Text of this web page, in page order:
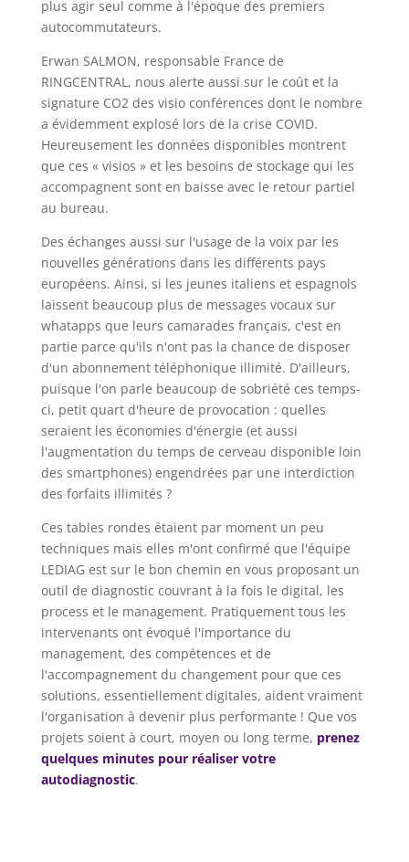
plus agir seul comme à l'époque des premiers
autocommutateurs.
Erwan SALMON, responsable France de
RINGCENTRAL, nous alerte aussi sur le coût et la
signature CO2 des visio conférences dont le nombre
a évidemment explosé lors de la crise COVID.
Heureusement les données disponibles montrent
que ces « visios » et les besoins de stockage qui les
accompagnent sont en baisse avec le retour partiel
au bureau.
Des échanges aussi sur l'usage de la voix par les
nouvelles générations dans les différents pays
européens. Ainsi, si les jeunes italiens et espagnols
laissent beaucoup plus de messages vocaux sur
whatapps que leurs camarades français, c'est en
partie parce qu'ils n'ont pas la chance de disposer
d'un abonnement téléphonique illimité. D'ailleurs,
puisque l'on parle beaucoup de sobriété ces temps-
ci, petit quart d'heure de provocation : quelles
seraient les économies d'énergie (et aussi
l'augmentation du temps de cerveau disponible loin
des smartphones) engendrées par une interdiction
des forfaits illimités ?
Ces tables rondes étaient par moment un peu
techniques mais elles m'ont confirmé que l'équipe
LEDIAG est sur le bon chemin en vous proposant un
outil de diagnostic couvrant à la fois le digital, les
process et le management. Pratiquement tous les
intervenants ont évoqué l'importance du
management, des compétences et de
l'accompagnement du changement pour que ces
solutions, essentiellement digitales, aident vraiment
l'organisation à devenir plus performante ! Que vos
projets soient à court, moyen ou long terme, prenez
quelques minutes pour réaliser votre
autodiagnostic.